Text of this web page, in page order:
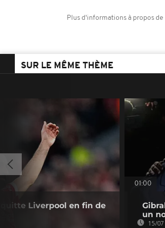
Plus d'informations à propos de
SUR LE MÊME THÈME
Liverpool en fin de
01:00
un
15/